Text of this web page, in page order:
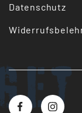
Datenschutz